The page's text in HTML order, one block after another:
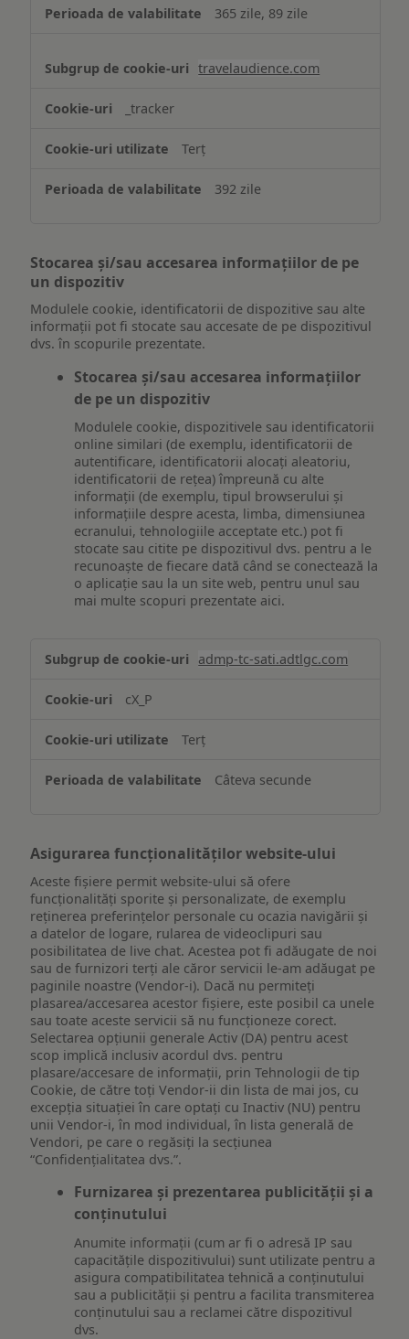
365 zile, 89 zile
travelaudience.com
_tracker
Terț
392 zile
Stocarea și/sau accesarea informațiilor de pe
un dispozitiv
Modulele cookie, identificatorii de dispozitive sau alte
informații pot fi stocate sau accesate de pe dispozitivul
dvs. în scopurile prezentate.
Stocarea și/sau accesarea informațiilor
de pe un dispozitiv
Modulele cookie, dispozitivele sau identificatorii
online similari (de exemplu, identificatorii de
autentificare, identificatorii alocați aleatoriu,
identificatorii de rețea) împreună cu alte
informații (de exemplu, tipul browserului și
informațiile despre acesta, limba, dimensiunea
ecranului, tehnologiile acceptate etc.) pot fi
stocate sau citite pe dispozitivul dvs. pentru a le
recunoaște de fiecare dată când se conectează la
o aplicație sau la un site web, pentru unul sau
mai multe scopuri prezentate aici.
și/sau
informațiilor
pe
dispozitiv
admp-tc-sati.adtlgc.com
cX_P
Terț
Câteva secunde
Asigurarea funcționalităților website-ului
Aceste fișiere permit website-ului să ofere
funcționalități sporite și personalizate, de exemplu
reţinerea preferinţelor personale cu ocazia navigării și
a datelor de logare, rularea de videoclipuri sau
posibilitatea de live chat. Acestea pot fi adăugate de noi
sau de furnizori terți ale căror servicii le-am adăugat pe
paginile noastre (Vendor-i). Dacă nu permiteți
plasarea/accesarea acestor fișiere, este posibil ca unele
sau toate aceste servicii să nu funcționeze corect.
Selectarea opțiunii generale Activ (DA) pentru acest
scop implică inclusiv acordul dvs. pentru
plasare/accesare de informații, prin Tehnologii de tip
Cookie, de către toți Vendor-ii din lista de mai jos, cu
excepția situației în care optați cu Inactiv (NU) pentru
unii Vendor-i, în mod individual, în lista generală de
Vendori, pe care o regăsiți la secțiunea
“Confidențialitatea dvs.”.
Furnizarea și prezentarea publicității și a
conținutului
Anumite informații (cum ar fi o adresă IP sau
capacitățile dispozitivului) sunt utilizate pentru a
asigura compatibilitatea tehnică a conținutului
sau a publicității și pentru a facilita transmiterea
conținutului sau a reclamei către dispozitivul
dvs.